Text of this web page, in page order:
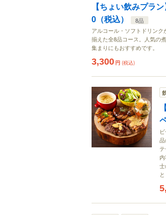
【ちょい飲みプラ
0（税込）
8品
アルコール・ソフトドリン
揃えた全8品コース。人気の
集まりにもおすすめです。
3,300 円 (税込)